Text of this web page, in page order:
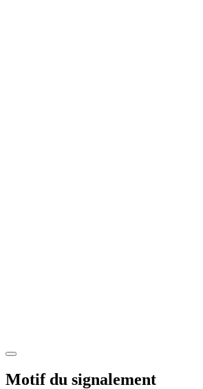
Motif du signalement